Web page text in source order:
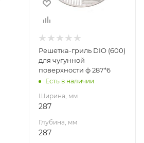
60
Решетка-гриль DIO (600)
для чугунной
поверхности ф 287*6
Есть в наличии
Ширина, мм
287
Глубина, мм
287